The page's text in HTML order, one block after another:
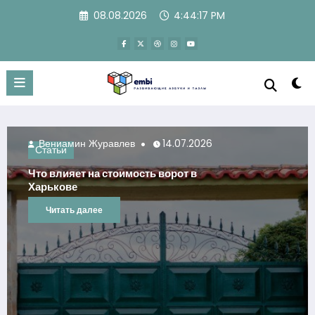
08.08.2026 4:44:18 PM
на стоимость ворот в
Журавлев 14.07.2026
Оренда
локації та
Читать